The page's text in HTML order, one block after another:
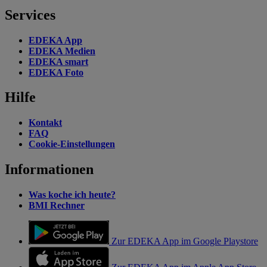
Services
EDEKA App
EDEKA Medien
EDEKA smart
EDEKA Foto
Hilfe
Kontakt
FAQ
Cookie-Einstellungen
Informationen
Was koche ich heute?
BMI Rechner
Zur EDEKA App im Google Playstore